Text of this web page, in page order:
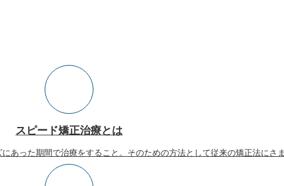
スピード矯正治療とは
あった期間で治療をすること。そのための方法として従来の矯正法にさ